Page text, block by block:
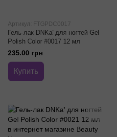
Артикул: FTGPDC0017
Гель-лак DNKa' для ногтей Gel
Polish Color #0017 12 мл
235.00 грн
Купить